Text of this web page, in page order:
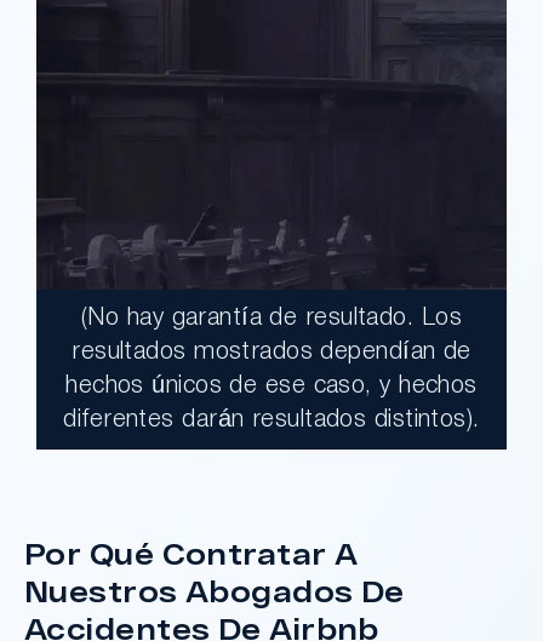
$17,900,000.00
Un jurado declaró al Condado de Los
¿Tengo Un Caso?
(No hay garantía de resultado. Los
resultados mostrados dependían de
hechos únicos de ese caso, y hechos
diferentes darán resultados distintos).
Por Qué Contratar A
Nuestros Abogados De
Accidentes De Airbnb